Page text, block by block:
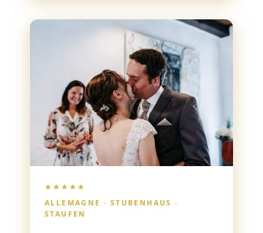
reconnaissants pour sa bienveillance et
elle est digne de toute confiance. Nous
avons été très touchés par le choix de
ses mots pour décrire notre parcours
avec émotion.
★★★★★
ALLEMAGNE · STUBENHAUS ·
STAUFEN